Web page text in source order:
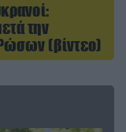
την
(βίντεο)